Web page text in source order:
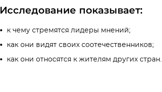
Исследование показывает:
к чему стремятся лидеры мнений;
как они видят своих соотечественников;
как они относятся к жителям других стран.